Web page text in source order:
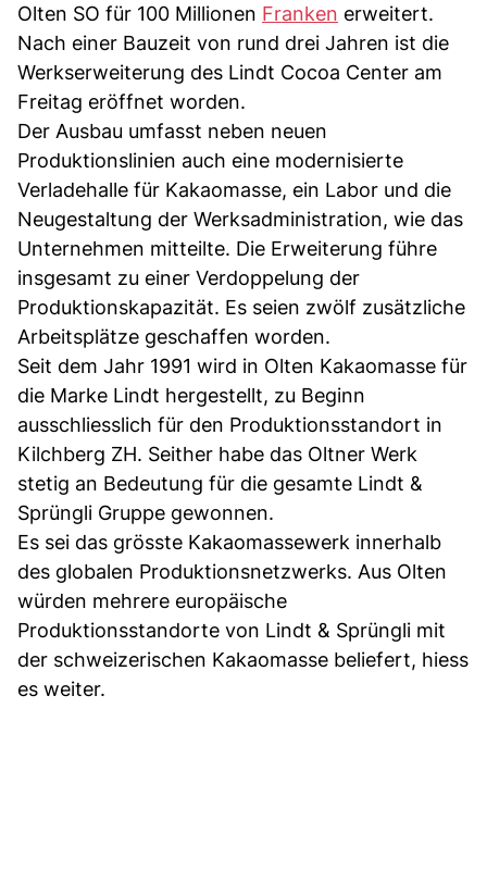
Olten SO für 100 Millionen Franken erweitert.
Nach einer Bauzeit von rund drei Jahren ist die
Werkserweiterung des Lindt Cocoa Center am
Freitag eröffnet worden.
Der Ausbau umfasst neben neuen
Produktionslinien auch eine modernisierte
Verladehalle für Kakaomasse, ein Labor und die
Neugestaltung der Werksadministration, wie das
Unternehmen mitteilte. Die Erweiterung führe
insgesamt zu einer Verdoppelung der
Produktionskapazität. Es seien zwölf zusätzliche
Arbeitsplätze geschaffen worden.
Seit dem Jahr 1991 wird in Olten Kakaomasse für
die Marke Lindt hergestellt, zu Beginn
ausschliesslich für den Produktionsstandort in
Kilchberg ZH. Seither habe das Oltner Werk
stetig an Bedeutung für die gesamte Lindt &
Sprüngli Gruppe gewonnen.
Es sei das grösste Kakaomassewerk innerhalb
des globalen Produktionsnetzwerks. Aus Olten
würden mehrere europäische
Produktionsstandorte von Lindt & Sprüngli mit
der schweizerischen Kakaomasse beliefert, hiess
es weiter.